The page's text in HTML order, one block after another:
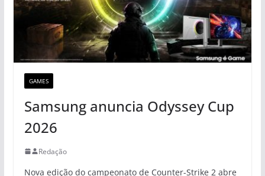
GAMES
Samsung anuncia Odyssey Cup
2026
Redação
Nova edição do campeonato de Counter-Strike 2 abre